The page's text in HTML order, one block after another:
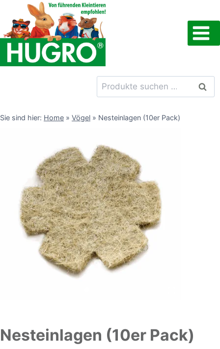
Inhalt
springen
Suchen
nach:
Sie sind hier: Home » Vögel » Nesteinlagen (10er Pack)
Nesteinlagen (10er Pack)